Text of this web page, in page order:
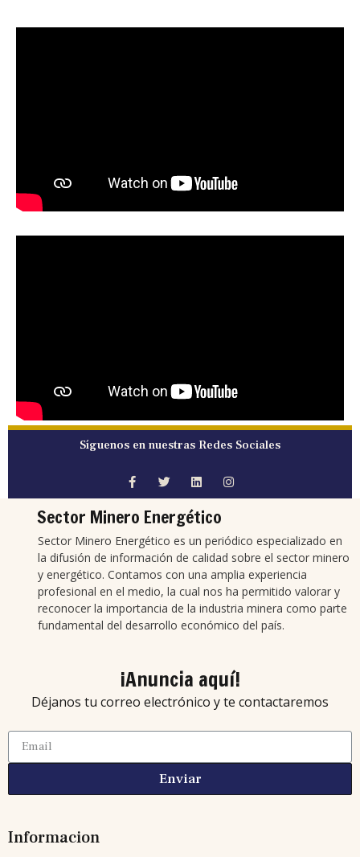
Síguenos en nuestras Redes Sociales
Sector Minero Energético
Sector Minero Energético es un periódico especializado en
la difusión de información de calidad sobre el sector minero
y energético. Contamos con una amplia experiencia
profesional en el medio, la cual nos ha permitido valorar y
reconocer la importancia de la industria minera como parte
fundamental del desarrollo económico del país.
¡Anuncia aquí!
Déjanos tu correo electrónico y te contactaremos
Enviar
Informacion